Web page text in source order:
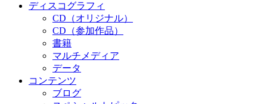
ディスコグラフィ
CD（オリジナル）
CD（参加作品）
書籍
マルチメディア
データ
コンテンツ
ブログ